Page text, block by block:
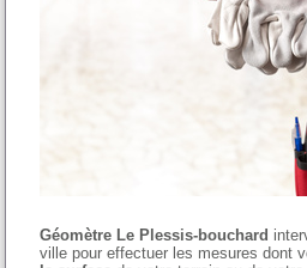
Géomètre Le Plessis-bouchard
ville pour effectuer les mesures dont